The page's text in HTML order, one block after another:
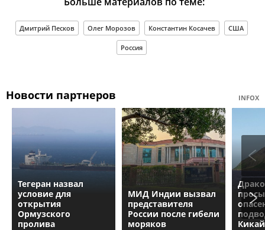
Дмитрий Песков Олег Морозов Константин Косачев США
Россия
Новости партнеров INFOX
Тегеран назвал
условие для
открытия
Ормузского
пролива
МИД Индии вызвал
представителя
России после гибели
моряков
Кикай